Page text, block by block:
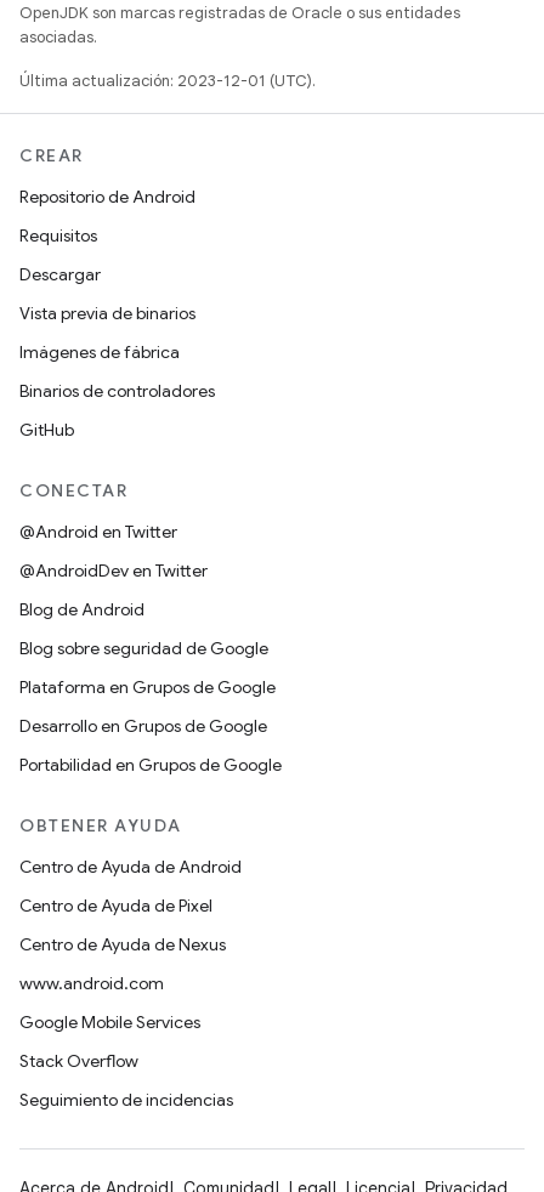
OpenJDK son marcas registradas de Oracle o sus entidades
asociadas.
Última actualización: 2023-12-01 (UTC).
CREAR
Repositorio de Android
Requisitos
Descargar
Vista previa de binarios
Imágenes de fábrica
Binarios de controladores
GitHub
CONECTAR
@Android en Twitter
@AndroidDev en Twitter
Blog de Android
Blog sobre seguridad de Google
Plataforma en Grupos de Google
Desarrollo en Grupos de Google
Portabilidad en Grupos de Google
OBTENER AYUDA
Centro de Ayuda de Android
Centro de Ayuda de Pixel
Centro de Ayuda de Nexus
www.android.com
Google Mobile Services
Stack Overflow
Seguimiento de incidencias